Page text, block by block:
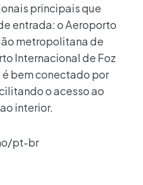
principais que
entrada: o Aeroporto
metropolitana de
Internacional de Foz
bem conectado por
o acesso ao
interior.
pt-br